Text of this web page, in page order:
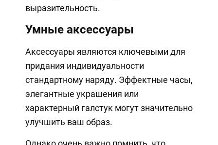
выразительность.
Умные аксессуары
Аксессуары являются ключевыми для
придания индивидуальности
стандартному наряду. Эффектные часы,
элегантные украшения или
характерный галстук могут значительно
улучшить ваш образ.